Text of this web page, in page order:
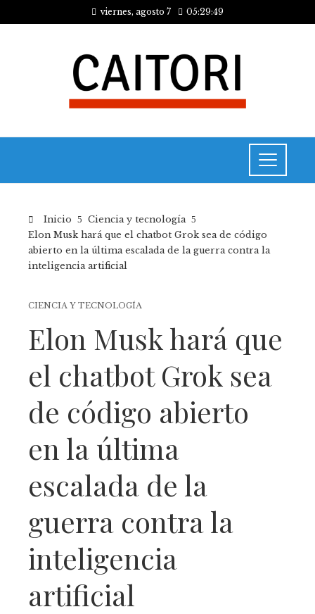
viernes, agosto 7 05:29:49
Inicio
Ciencia y tecnología
Elon Musk hará que el chatbot Grok sea de código
abierto en la última escalada de la guerra contra la
inteligencia artificial
CIENCIA Y TECNOLOGÍA
Elon Musk hará que
el chatbot Grok sea
de código abierto
en la última
escalada de la
guerra contra la
inteligencia
artificial